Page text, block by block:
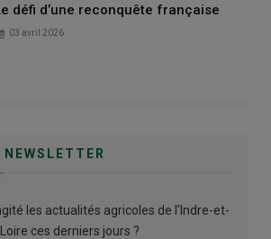
défi d’une reconquête française
03 avril 2026
les actualités agricoles de l'Indre-et-
Loire ces derniers jours ?